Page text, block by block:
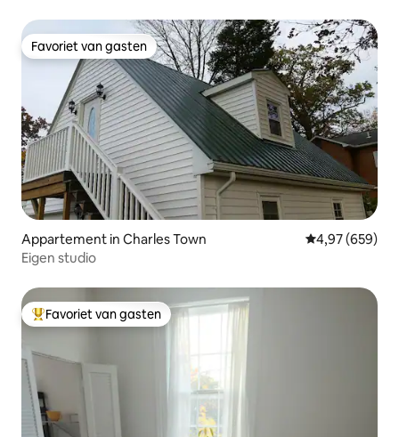
Favoriet van gasten
Favoriet van gasten
Appartement in Charles Town Gemiddelde
4,97 (659)
Eigen studio
Topfavoriet van gasten
Favoriet van gasten